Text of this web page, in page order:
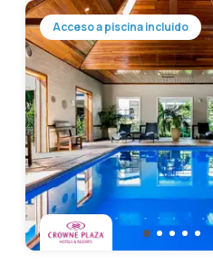
Acceso a piscina incluido